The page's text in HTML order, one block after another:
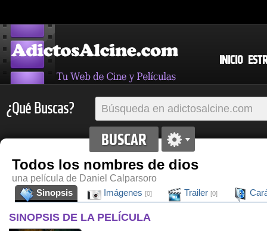
INICIO
¿Qué Buscas?
Todos los nombres de dios
una película de Daniel Calparsoro
Sinopsis
Imágenes [0] Trailer [0]
SINOPSIS DE LA PELÍCULA